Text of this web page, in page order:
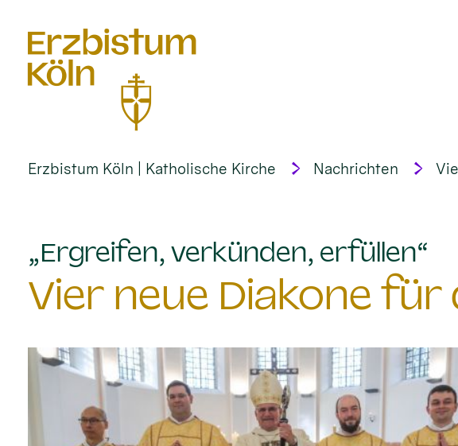
Erzbistum Köln | Katholische Kirche Nachrichten
„Ergreifen, verkünden, erfüllen“
Vier neue Diakone